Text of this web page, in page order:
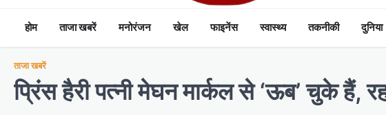
होम ताजा खबरें मनोरंजन खेल फाइनेंस स्वास्थ्य तकनीकी दुनिया
ताजा खबरें
प्रिंस हैरी पत्नी मेघन मार्कल से ‘ऊब’ चुके हैं,